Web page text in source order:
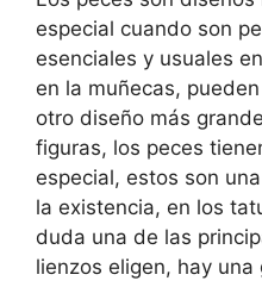
especial cuando son
esenciales y usuales
en la muñecas,
otro diseño más
figuras, los peces
especial, estos son
la existencia, en los
duda una de las
lienzos eligen, hay